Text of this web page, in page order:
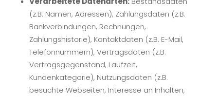
(z.B. Namen, Adressen), Zahlungsdaten (z.B.
Bankverbindungen, Rechnungen,
Zahlungshistorie), Kontaktdaten (z.B. E-Mail,
Telefonnummern), Vertragsdaten (z.B.
Vertragsgegenstand, Laufzeit,
Kundenkategorie), Nutzungsdaten (z.B.
besuchte Webseiten, Interesse an Inhalten,